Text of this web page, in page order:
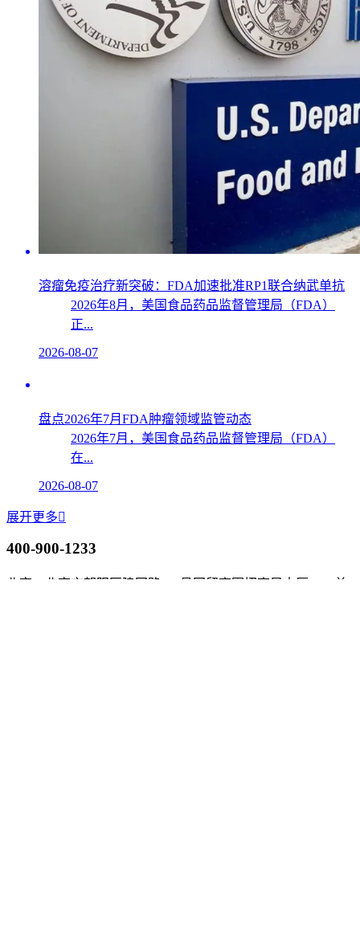
溶瘤免疫治疗新突破：FDA加速批准RP1联合纳武单抗
2026年8月，美国食品药品监督管理局（FDA）
正...
2026-08-07
盘点2026年7月FDA肿瘤领域监管动态
2026年7月，美国食品药品监督管理局（FDA）
在...
2026-08-07
展开更多
400-900-1233
北京：北京市朝阳区建国路118号国贸商圈招商局大厦3208单